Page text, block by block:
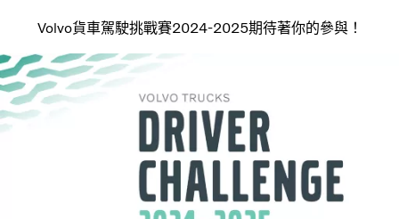
Volvo貨車駕駛挑戰賽2024-2025期待著你的參與！